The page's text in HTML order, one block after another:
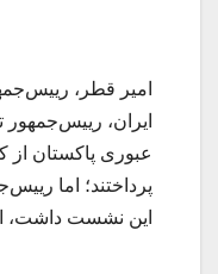
امیر قطر،
ایران،
عبوری پاکستان از
پرداختند؛ اما
این نشست داشت،